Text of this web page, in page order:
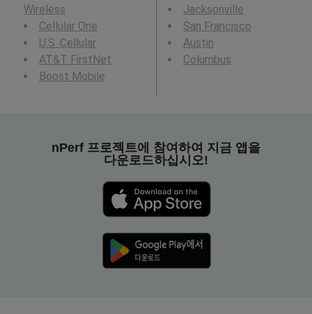
Wireless
Cellular One
U.S. Cellular
AT&T FirstNet
Boost Mobile
Jacksonville
San Francisco
Austin
Columbus
nPerf 프로젝트에 참여하여 지금 앱을
다운로드하십시오!